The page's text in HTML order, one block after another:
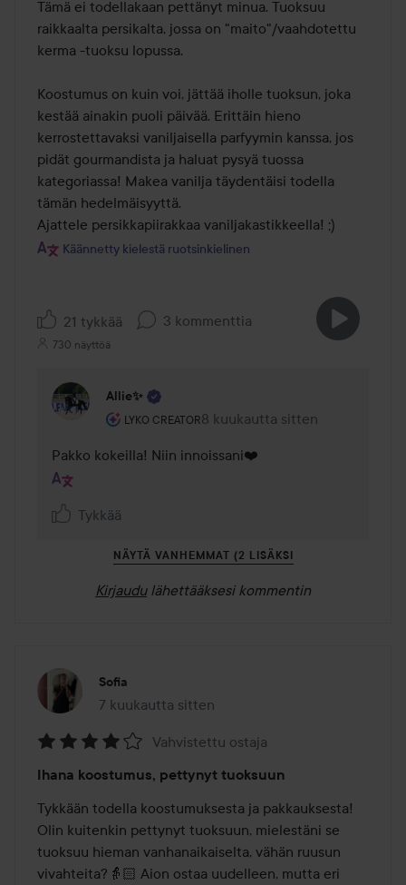
Tämä ei todellakaan pettänyt minua. Tuoksuu
raikkaalta persikalta, jossa on "maito"/vaahdotettu
kerma -tuoksu lopussa.
Koostumus on kuin voi, jättää iholle tuoksun, joka
kestää ainakin puoli päivää. Erittäin hieno
kerrostettavaksi vaniljaisella parfyymin kanssa, jos
pidät gourmandista ja haluat pysyä tuossa
kategoriassa! Makea vanilja täydentäisi todella
tämän hedelmäisyyttä.
Ajattele persikkapiirakkaa vaniljakastikkeella! ;)
Käännetty kielestä ruotsinkielinen
21 tykkää 3 kommenttia
730 näyttöä
Allie✨
LYKO CREATOR
Käyttäjän rooli: Lyko Creator.
8 kuukautta sitten
Kommentti lisättiin 8
Pakko kokeilla! Niin innoissani❤️
Tykkää
NÄYTÄ VANHEMMAT (2 LISÄKSI
Kirjaudu lähettääksesi kommentin
Sofia
7 kuukautta sitten
Viesti luotiin 7 kuukautta sitten
4
/
5
Vahvistettu ostaja
Ihana koostumus, pettynyt tuoksuun
Tykkään todella koostumuksesta ja pakkauksesta!
Olin kuitenkin pettynyt tuoksuun, mielestäni se
tuoksuu hieman vanhanaikaiselta, vähän ruusun
vivahteita?👵🏻 Aion ostaa uudelleen, mutta eri